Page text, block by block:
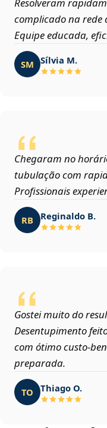
Resolveram
complicado na rede
Equipe educada,
SM Sílvia M.
Chegaram no
tubulação com
Profissionais
RB Reginaldo B.
Gostei muito do
Desentupimento
com ótimo custo-
preparada.
TO Thiago O.